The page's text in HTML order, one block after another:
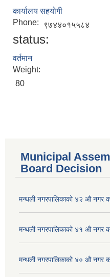
कार्यालय सहयोगी
Phone:
९७४४०१५५८४
status:
वर्तमान
Weight:
80
Municipal
Board Decision
मन्थली नगरपालिकाको ४२ औ नगर
मन्थली नगरपालिकाको ४१ औ नगर
मन्थली नगरपालिकाको ४० औ नगर